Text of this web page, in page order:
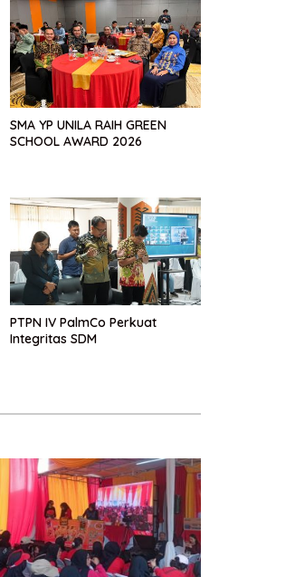
SMA YP UNILA RAIH GREEN
SCHOOL AWARD 2026
PTPN IV PalmCo Perkuat
Integritas SDM